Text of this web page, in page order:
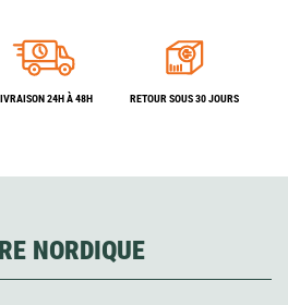
24H À 48H RETOUR SOUS 30 JOURS
NORDIQUE